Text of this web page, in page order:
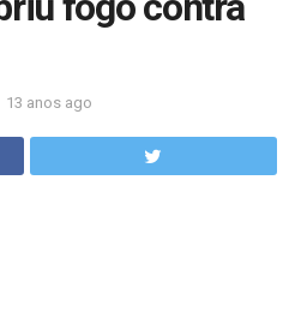
13 anos ago